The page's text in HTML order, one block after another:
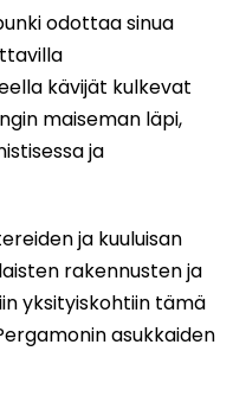
odottaa sinua
kävijät kulkevat
maiseman läpi,
ja
ja kuuluisan
rakennusten ja
yksityiskohtiin tämä
asukkaiden